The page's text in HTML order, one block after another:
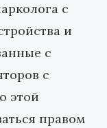
с
и
с
с
этой
правом